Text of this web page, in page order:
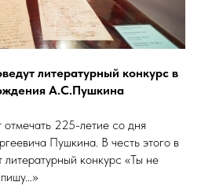
литературный конкурс в
А.С.Пушкина
225-летие со дня
Пушкина. В честь этого в
литературный конкурс «Ты не